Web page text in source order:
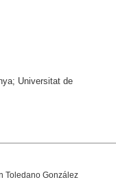
Universitat de
Toledano González